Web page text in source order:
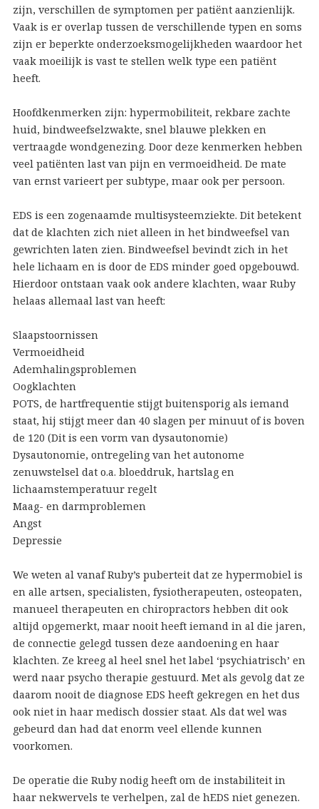
zijn, verschillen de symptomen per patiënt aanzienlijk.
Vaak is er overlap tussen de verschillende typen en soms
zijn er beperkte onderzoeksmogelijkheden waardoor het
vaak moeilijk is vast te stellen welk type een patiënt
heeft.
Hoofdkenmerken zijn: hypermobiliteit, rekbare zachte
huid, bindweefselzwakte, snel blauwe plekken en
vertraagde wondgenezing. Door deze kenmerken hebben
veel patiënten last van pijn en vermoeidheid. De mate
van ernst varieert per subtype, maar ook per persoon.
EDS is een zogenaamde multisysteemziekte. Dit betekent
dat de klachten zich niet alleen in het bindweefsel van
gewrichten laten zien. Bindweefsel bevindt zich in het
hele lichaam en is door de EDS minder goed opgebouwd.
Hierdoor ontstaan vaak ook andere klachten, waar Ruby
helaas allemaal last van heeft:
Slaapstoornissen
Vermoeidheid
Ademhalingsproblemen
Oogklachten
POTS, de hartfrequentie stijgt buitensporig als iemand
staat, hij stijgt meer dan 40 slagen per minuut of is boven
de 120 (Dit is een vorm van dysautonomie)
Dysautonomie, ontregeling van het autonome
zenuwstelsel dat o.a. bloeddruk, hartslag en
lichaamstemperatuur regelt
Maag- en darmproblemen
Angst
Depressie
We weten al vanaf Ruby’s puberteit dat ze hypermobiel is
en alle artsen, specialisten, fysiotherapeuten, osteopaten,
manueel therapeuten en chiropractors hebben dit ook
altijd opgemerkt, maar nooit heeft iemand in al die jaren,
de connectie gelegd tussen deze aandoening en haar
klachten. Ze kreeg al heel snel het label ‘psychiatrisch’ en
werd naar psycho therapie gestuurd. Met als gevolg dat ze
daarom nooit de diagnose EDS heeft gekregen en het dus
ook niet in haar medisch dossier staat. Als dat wel was
gebeurd dan had dat enorm veel ellende kunnen
voorkomen.
De operatie die Ruby nodig heeft om de instabiliteit in
haar nekwervels te verhelpen, zal de hEDS niet genezen.